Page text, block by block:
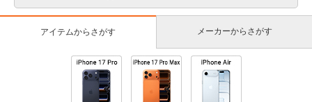
アイテムからさがす メーカーからさがす